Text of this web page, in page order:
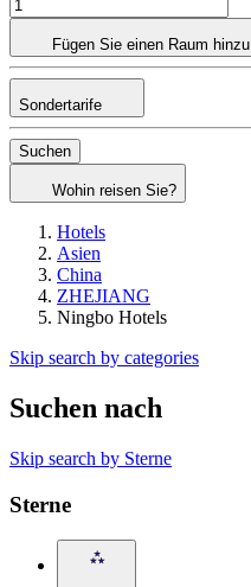
Fügen Sie einen Raum hinzu
Sondertarife
Suchen
Wohin reisen Sie?
Hotels
Asien
China
ZHEJIANG
Ningbo Hotels
Skip search by categories
Suchen nach
Skip search by Sterne
Sterne